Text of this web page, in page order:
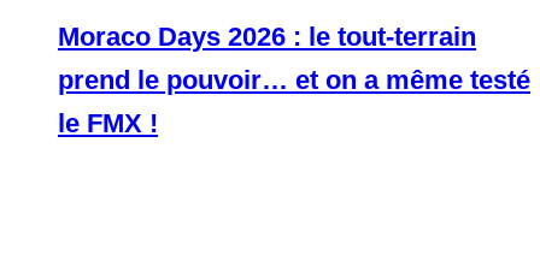
Moraco Days 2026 : le tout-terrain
prend le pouvoir… et on a même testé
le FMX !